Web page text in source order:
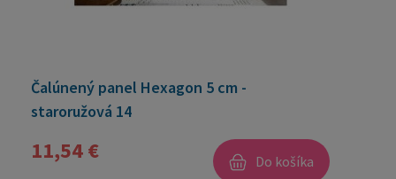
Čalúnený panel Hexagon 5 cm -
staroružová 14
11,54 € Do košíka